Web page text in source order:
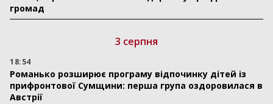
громад
3 серпня
18:54
Романько розширює програму відпочинку дітей із
прифронтової Сумщини: перша група оздоровилася в
Австрії